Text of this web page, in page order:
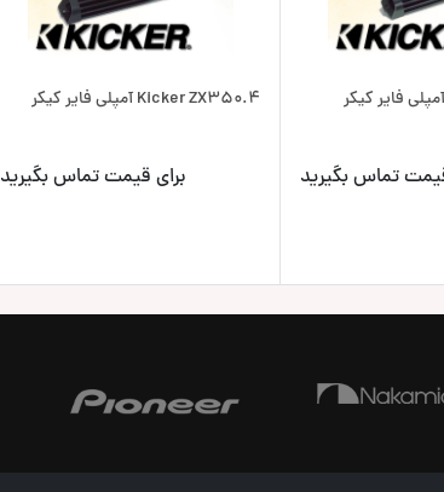
تماس بگیرید
Kicker ZX350.4 آمپلی فایر کیکر
برای قیمت تماس بگیرید